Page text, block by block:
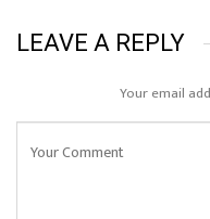
LEAVE A REPLY
Your email